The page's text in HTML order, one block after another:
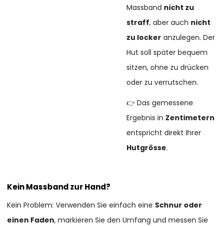
Massband nicht zu
straff, aber auch nicht
zu locker anzulegen. Der
Hut soll später bequem
sitzen, ohne zu drücken
oder zu verrutschen.
👉 Das gemessene
Ergebnis in Zentimetern
entspricht direkt Ihrer
Hutgrösse.
Kein Massband zur Hand?
Kein Problem: Verwenden Sie einfach eine Schnur oder
einen Faden, markieren Sie den Umfang und messen Sie